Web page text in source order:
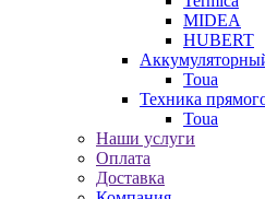
MIDEA
HUBERT
Toua
Техника
Toua
Наши услуги
Оплата
Доставка